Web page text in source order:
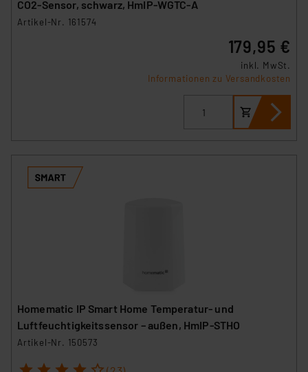
CO2-Sensor, schwarz, HmIP-WGTC-A
Artikel-Nr. 161574
179,95 €
inkl. MwSt.
Informationen zu Versandkosten
Homematic IP Smart Home Temperatur- und
Luftfeuchtigkeitssensor – außen, HmIP-STHO
Artikel-Nr. 150573
1 2 3 4 5